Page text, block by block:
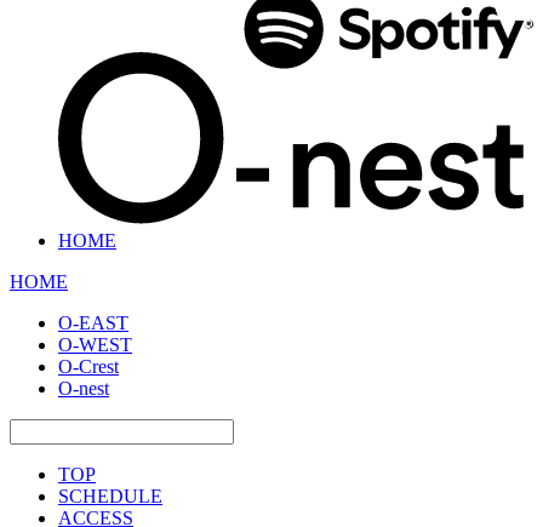
HOME
HOME
O-EAST
O-WEST
O-Crest
O-nest
TOP
SCHEDULE
ACCESS